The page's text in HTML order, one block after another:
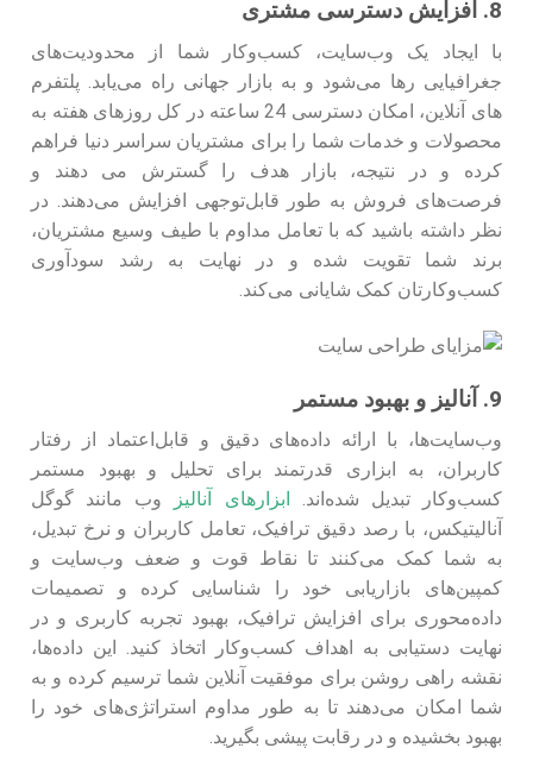
8. افزایش دسترسی مشتری
با ایجاد یک وب‌سایت، کسب‌وکار شما از محدودیت‌های
جغرافیایی رها می‌شود و به بازار جهانی راه می‌یابد. پلتفرم
های آنلاین، امکان دسترسی 24 ساعته در کل روزهای هفته به
محصولات و خدمات شما را برای مشتریان سراسر دنیا فراهم
کرده و در نتیجه، بازار هدف را گسترش می دهند و
فرصت‌های فروش به طور قابل‌توجهی افزایش می‌دهند. در
نظر داشته باشید که با تعامل مداوم با طیف وسیع مشتریان،
برند شما تقویت شده و در نهایت به رشد سودآوری
کسب‌وکارتان کمک شایانی می‌کند.
9. آنالیز و بهبود مستمر
وب‌سایت‌ها، با ارائه داده‌های دقیق و قابل‌اعتماد از رفتار
کاربران، به ابزاری قدرتمند برای تحلیل و بهبود مستمر
کسب‌وکار تبدیل شده‌اند.
ابزارهای آنالیز
وب مانند گوگل
آنالیتیکس، با رصد دقیق ترافیک، تعامل کاربران و نرخ تبدیل،
به شما کمک می‌کنند تا نقاط قوت و ضعف وب‌سایت و
کمپین‌های بازاریابی خود را شناسایی کرده و تصمیمات
داده‌محوری برای افزایش ترافیک، بهبود تجربه کاربری و در
نهایت دستیابی به اهداف کسب‌وکار اتخاذ کنید. این داده‌ها،
نقشه راهی روشن برای موفقیت آنلاین شما ترسیم کرده و به
شما امکان می‌دهند تا به طور مداوم استراتژی‌های خود را
بهبود بخشیده و در رقابت پیشی بگیرید.